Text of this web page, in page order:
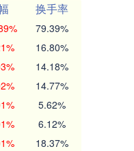
换手率
79.39%
16.80%
14.18%
14.77%
5.62%
6.12%
18.37%